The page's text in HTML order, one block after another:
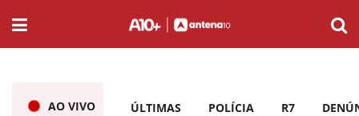
AO VIVO ÚLTIMAS POLÍCIA R7